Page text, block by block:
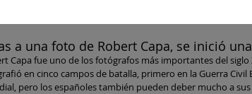
a una foto de Robert Capa, se inició
Capa fue uno de los fotógrafos más importantes del
en cinco campos de batalla, primero en la Guerra Civil
pero los españoles también pueden deber mucho a